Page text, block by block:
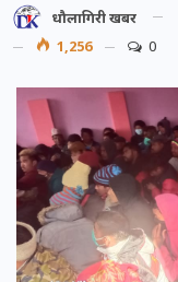
धौलागिरी खबर
1,256
0